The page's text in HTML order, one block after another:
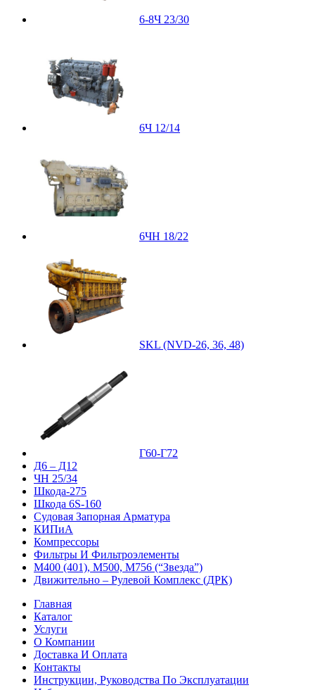
6-8Ч 23/30
6Ч 12/14
6ЧН 18/22
SKL (NVD-26, 36, 48)
Г60-Г72
Д6 – Д12
ЧН 25/34
Шкода-275
Шкода 6S-160
Судовая Запорная Арматура
КИПиА
Компрессоры
Фильтры И Фильтроэлементы
М400 (401), М500, М756 (“Звезда”)
Движительно – Рулевой Комплекс (ДРК)
Главная
Каталог
Услуги
О Компании
Доставка И Оплата
Контакты
Инструкции, Руководства По Эксплуатации